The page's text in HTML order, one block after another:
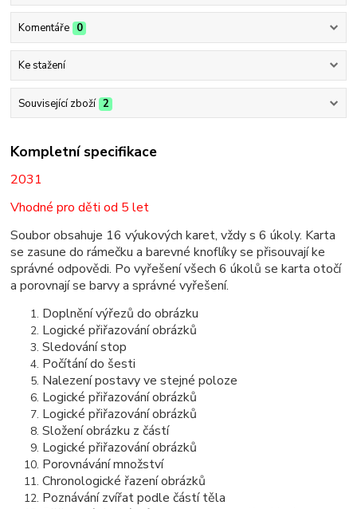
Komentáře 0
Ke stažení
Související zboží 2
Kompletní specifikace
2031
Vhodné pro děti od 5 let
Soubor obsahuje 16 výukových karet, vždy s 6 úkoly. Karta
se zasune do rámečku a barevné knoflíky se přisouvají ke
správné odpovědi. Po vyřešení všech 6 úkolů se karta otočí
a porovnají se barvy a správné vyřešení.
Doplnění výřezů do obrázku
Logické přiřazování obrázků
Sledování stop
Počítání do šesti
Nalezení postavy ve stejné poloze
Logické přiřazování obrázků
Logické přiřazování obrázků
Složení obrázku z částí
Logické přiřazování obrázků
Porovnávání množství
Chronologické řazení obrázků
Poznávání zvířat podle částí těla